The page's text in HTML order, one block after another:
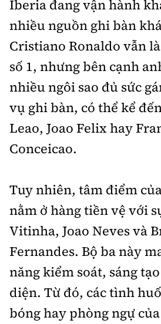
Iberia đang vận hành
nhiều nguồn ghi bàn
Cristiano Ronaldo vẫn
số 1, nhưng bên cạnh
nhiều ngôi sao đủ sức
vụ ghi bàn, có thể kể
Leao, Joao Felix hay
Conceicao.
Tuy nhiên, tâm điểm
nằm ở hàng tiền vệ với
Vitinha, Joao Neves và
Fernandes. Bộ ba này
năng kiểm soát, sáng
diện. Từ đó, các tình
bóng hay phòng ngự